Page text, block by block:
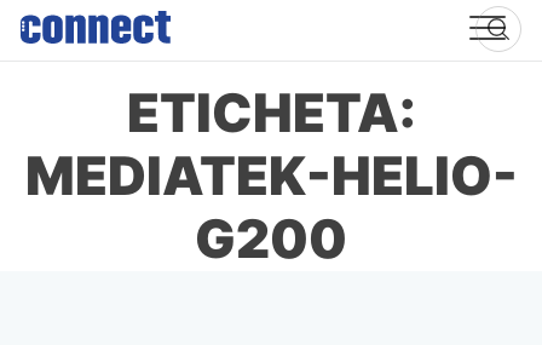
Skip
content
ETICHETA:
MEDIATEK-HELIO-
G200